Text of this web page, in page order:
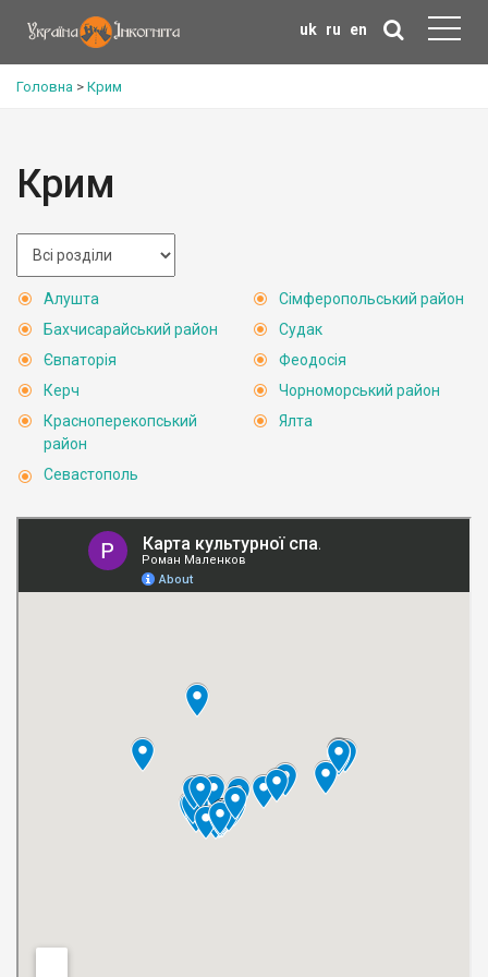
uk ru en
Головна > Крим
Крим
Алушта
Бахчисарайський район
Євпаторія
Керч
Красноперекопський
район
Севастополь
Сімферопольський район
Судак
Феодосія
Чорноморський район
Ялта